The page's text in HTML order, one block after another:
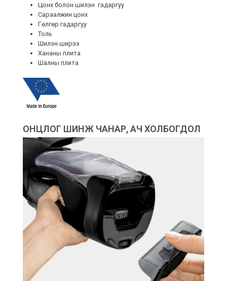
Цонх болон шилэн гадаргуу
Сараалжин цонх
Гөлгөр гадаргуу
Толь
Шилэн ширээ
Хананы плита
Шалны плита
ОНЦЛОГ ШИНЖ ЧАНАР, АЧ ХОЛБОГДОЛ